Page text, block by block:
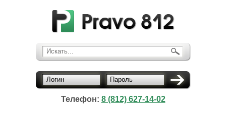
Искать...
Логин Пароль
Телефон: 8 (812) 627-14-02